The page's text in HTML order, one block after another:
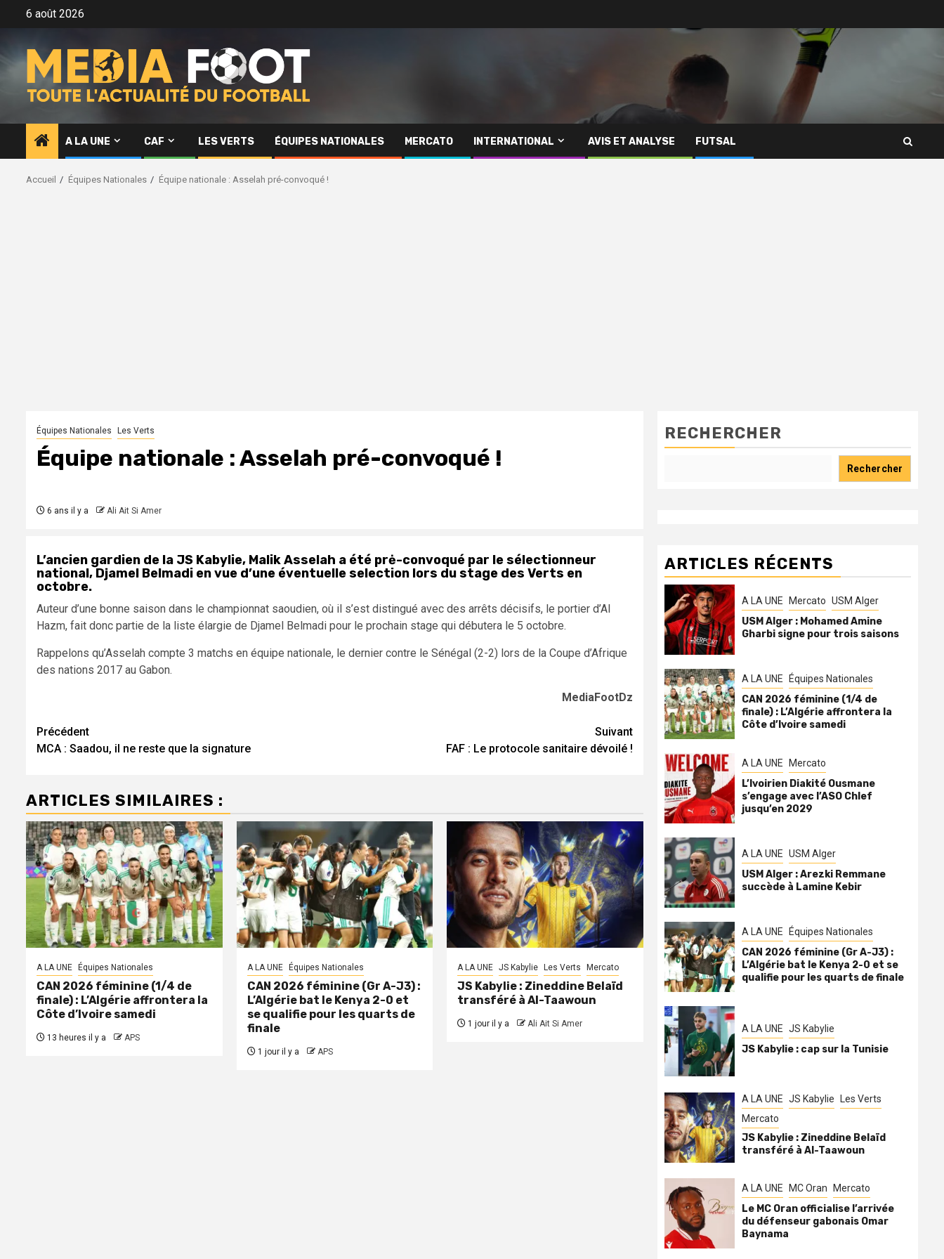
6 août 2026
A LA UNE CAF LES VERTS ÉQUIPES NATIONALES MERCATO INTERNATIONAL AVIS ET ANALYSE FUTSAL
Accueil Équipes Nationales Équipe nationale : Asselah pré-convoqué !
Équipes Nationales Les Verts
Équipe nationale : Asselah pré-convoqué !
6 ans il y a Ali Ait Si Amer
L’ancien gardien de la JS Kabylie, Malik Asselah a été prė-convoqué par le sélectionneur
national, Djamel Belmadi en vue d’une éventuelle selection lors du stage des Verts en
octobre.
Auteur d’une bonne saison dans le championnat saoudien, où il s’est distingué avec des arrêts décisifs, le portier d’Al
Hazm, fait donc partie de la liste élargie de Djamel Belmadi pour le prochain stage qui débutera le 5 octobre.
Rappelons qu’Asselah compte 3 matchs en équipe nationale, le dernier contre le Sénégal (2-2) lors de la Coupe d’Afrique
des nations 2017 au Gabon.
MediaFootDz
Navigation
d’article
Précédent
MCA : Saadou, il ne reste que la signature
Suivant
FAF : Le protocole sanitaire dévoilé !
ARTICLES SIMILAIRES :
A LA UNE Équipes Nationales
CAN 2026 féminine (1/4 de
finale) : L’Algérie affrontera la
Côte d’Ivoire samedi
13 heures il y a APS
A LA UNE Équipes Nationales
CAN 2026 féminine (Gr A-J3) :
L’Algérie bat le Kenya 2-0 et
se qualifie pour les quarts de
finale
1 jour il y a APS
A LA UNE JS Kabylie Les Verts Mercato
JS Kabylie : Zineddine Belaïd
transféré à Al-Taawoun
1 jour il y a Ali Ait Si Amer
RECHERCHER
Rechercher
ARTICLES RÉCENTS
A LA UNE Mercato USM Alger
USM Alger : Mohamed Amine
Gharbi signe pour trois saisons
A LA UNE Équipes Nationales
CAN 2026 féminine (1/4 de
finale) : L’Algérie affrontera la
Côte d’Ivoire samedi
A LA UNE Mercato
L’Ivoirien Diakité Ousmane
s’engage avec l’ASO Chlef
jusqu’en 2029
A LA UNE USM Alger
USM Alger : Arezki Remmane
succède à Lamine Kebir
A LA UNE Équipes Nationales
CAN 2026 féminine (Gr A-J3) :
L’Algérie bat le Kenya 2-0 et se
qualifie pour les quarts de finale
A LA UNE JS Kabylie
JS Kabylie : cap sur la Tunisie
A LA UNE JS Kabylie
Les Verts
Mercato
JS Kabylie : Zineddine Belaïd
transféré à Al-Taawoun
A LA UNE MC Oran Mercato
Le MC Oran officialise l’arrivée
du défenseur gabonais Omar
Baynama